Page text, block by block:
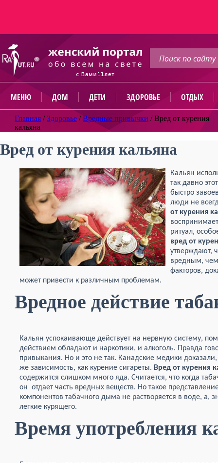
МЕНЮ ДОМ ДЕТИ ЗДОРОВЬЕ ОТДЫХ
Главная /Здоровье /Вредные привычки /Вред от курения
кальяна
Вред от курения кальяна
Кальян
так давно
быстро
люди не
от курения
ритуал,
вред от
утверждают,
вредным, чем
факторов,
может привести к различным проблемам.
Вредное действие
Кальян успокаивающе действует на нервную систему,
действием обладают и наркотики, и алкоголь. Правда
привыкания. Но и это не так. Канадские медики
же зависимость, как курение сигареты. Вред от курения
содержится слишком много яда. Считается, что когда
он отдает часть вредных веществ. Но такое
компонентов табачного дыма не растворяется в воде, а,
легкие курящего.
Время употребления